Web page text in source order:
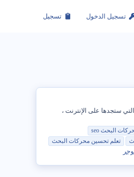
تسجيل الدخول تسجيل
لقد أجرينا بالفعل محادثة كافية حول BlogSpot أو WordPress ولسبب واحد لا أحب BlogSpot كثيرًا هو بسبب محدودية تحسينها لمحرك البحث. هناك العديد من أدلة BlogSpot SEO التي ستجدها على الإنترنت ،
البحث seo
تعلم تحسين محركات البحث